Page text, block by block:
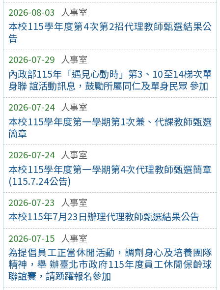
2026-08-03 人事室
本校115學年度第4次第2招代理教師甄選結果公
告
2026-07-29 人事室
內政部115年「遇見心動時」第3、10至14梯次單
身聯 誼活動訊息，鼓勵所屬同仁及單身民眾 參加
2026-07-24 人事室
本校115學年度第一學期第1次兼、代課教師甄選
簡章
2026-07-24 人事室
本校115學年度第一學期第4次代理教師甄選簡章
(115.7.24公告)
2026-07-23 人事室
本校115年7月23日辦理代理教師甄選結果公告
2026-07-15 人事室
為提倡員工正當休閒活動，調劑身心及培養團隊
精神，舉 辦臺北市政府115年度員工休閒保齡球
聯誼賽，請踴躍報名參加